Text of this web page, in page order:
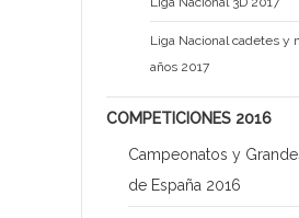
Liga Nacional cadetes y
años 2017
COMPETICIONES 2016
Campeonatos y
de España 2016